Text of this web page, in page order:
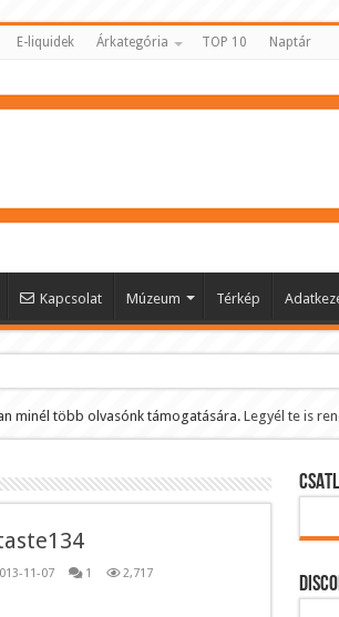
E-liquidek Árkategória TOP 10 Naptár
Kapcsolat Múzeum Térkép
minél több olvasónk támogatására. Legyél te is
11-07 1 2,717